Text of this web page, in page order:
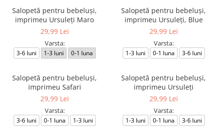
Salopetă pentru bebeluși,
imprimeu Ursuleți Maro
29,99 Lei
Varsta:
3-6 luni 1-3 luni 0-1 luna
Salopetă pentru bebeluși,
imprimeu Ursuleți, Blue
29,99 Lei
Varsta:
1-3 luni 0-1 luna 3-6 luni
Salopetă pentru bebeluși,
imprimeu Safari
29,99 Lei
Varsta:
3-6 luni 0-1 luna 1-3 luni
Salopetă pentru bebeluși,
imprimeu Ursuleți
29,99 Lei
Varsta:
1-3 luni 0-1 luna 3-6 luni